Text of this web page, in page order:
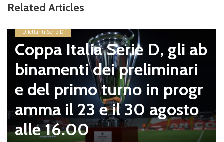
Related Articles
Dilettanti Serie D
Coppa Italia Serie D, gli ab
binamenti dei preliminari
e del primo turno in progr
amma il 23 e il 30 agosto
alle 16.00